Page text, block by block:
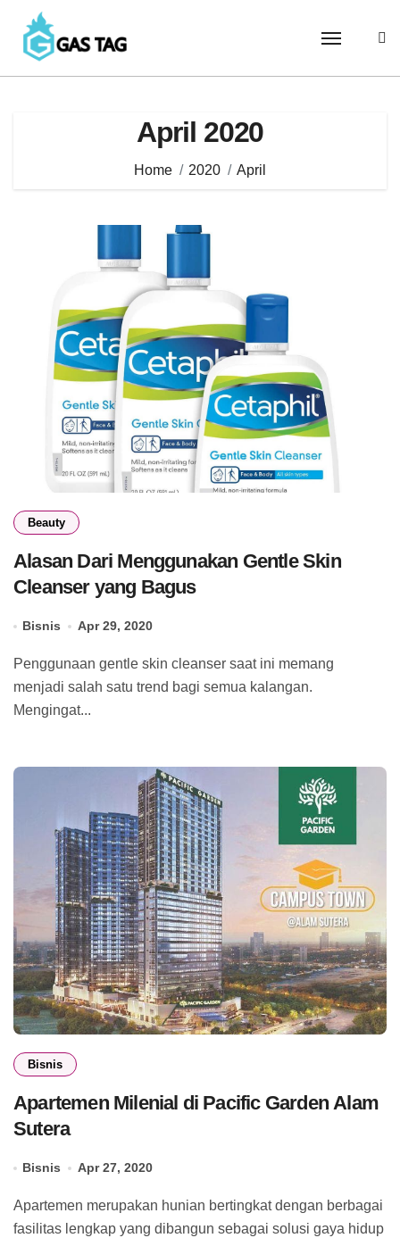
content
April 2020
Home 2020 April
Beauty
Alasan Dari Menggunakan Gentle Skin
Cleanser yang Bagus
Bisnis Apr 29, 2020
Penggunaan gentle skin cleanser saat ini memang
menjadi salah satu trend bagi semua kalangan.
Mengingat...
Bisnis
Apartemen Milenial di Pacific Garden Alam
Sutera
Bisnis Apr 27, 2020
Apartemen merupakan hunian bertingkat dengan berbagai
fasilitas lengkap yang dibangun sebagai solusi gaya hidup